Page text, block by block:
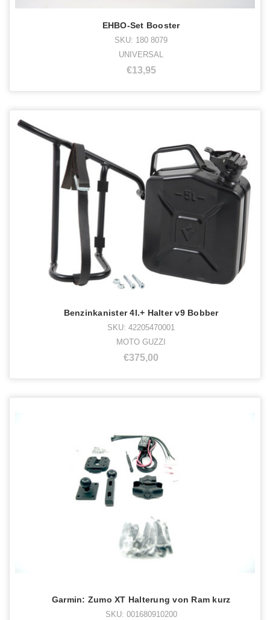
EHBO-Set Booster
SKU: 180 8079
UNIVERSAL
€13,95
Benzinkanister 4l.+ Halter v9 Bobber
SKU: 42205470001
MOTO GUZZI
€375,00
Garmin: Zumo XT Halterung von Ram kurz
SKU: 001680910200